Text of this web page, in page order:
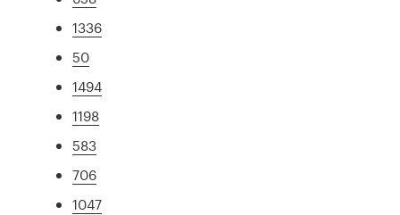
1336
50
1494
1198
583
706
1047